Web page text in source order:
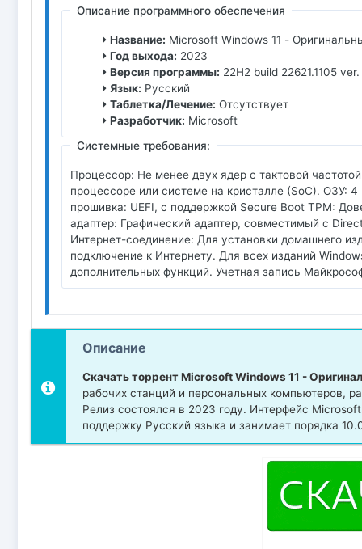
Описание программного обеспечения
Название: Microsoft Windows 11 -
Год выхода: 2023
Версия программы: 22H2 build 22621.1105 ver.
Язык: Русский
Таблетка/Лечение: Отсутствует
Разработчик: Microsoft
Системные требования:
Процессор: Не менее двух ядер с тактовой
процессоре или системе на кристалле (SoC).
прошивка: UEFI, с поддержкой Secure Boot TPM:
адаптер: Графический адаптер, совместимый с
Интернет-соединение: Для установки домашнего
подключение к Интернету. Для всех изданий
дополнительных функций. Учетная запись
Описание
Скачать торрент Microsoft Windows 11 -
рабочих станций и персональных компьютеров,
Релиз состоялся в 2023 году. Интерфейс
поддержку Русский языка и занимает порядка